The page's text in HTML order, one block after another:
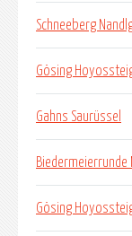
Schneeberg
Gösing
Gahns Saurüssel
Biedermeierrunde
Gösing